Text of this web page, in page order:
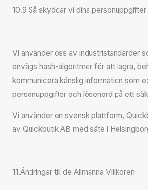
10.9 Så skyddar vi dina personuppgifter
Vi använder oss av industristandarder
envägs hash-algoritmer för att lagra,
kommunicera känslig information som
personuppgifter och lösenord på ett
Vi använder en svensk plattform,
av Quickbutik AB med säte i
11.Ändringar till de Allmänna Villkoren